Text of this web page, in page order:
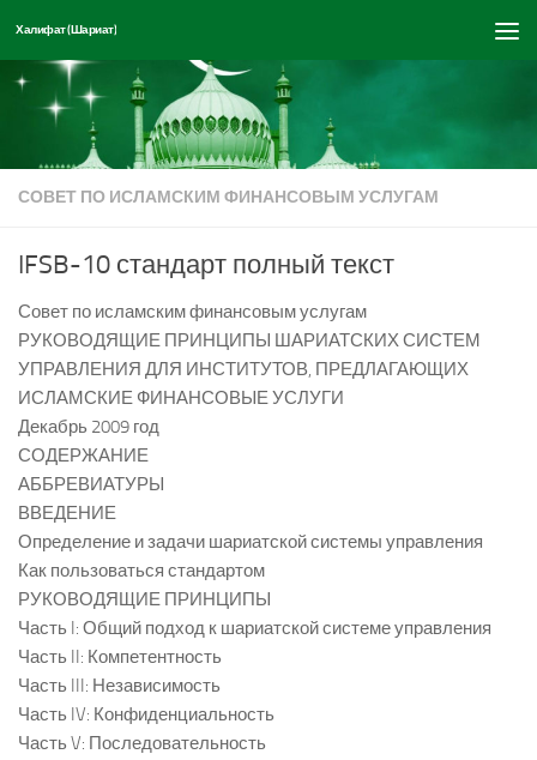
Перейти к содержимому
Халифат (Шариат)
СОВЕТ ПО ИСЛАМСКИМ ФИНАНСОВЫМ УСЛУГАМ
IFSB-10 стандарт полный текст
Совет по исламским финансовым услугам
РУКОВОДЯЩИЕ ПРИНЦИПЫ ШАРИАТСКИХ СИСТЕМ
УПРАВЛЕНИЯ ДЛЯ ИНСТИТУТОВ, ПРЕДЛАГАЮЩИХ
ИСЛАМСКИЕ ФИНАНСОВЫЕ УСЛУГИ
Декабрь 2009 год
СОДЕРЖАНИЕ
АББРЕВИАТУРЫ
ВВЕДЕНИЕ
Определение и задачи шариатской системы управления
Как пользоваться стандартом
РУКОВОДЯЩИЕ ПРИНЦИПЫ
Часть I: Общий подход к шариатской системе управления
Часть II: Компетентность
Часть III: Независимость
Часть IV: Конфиденциальность
Часть V: Последовательность